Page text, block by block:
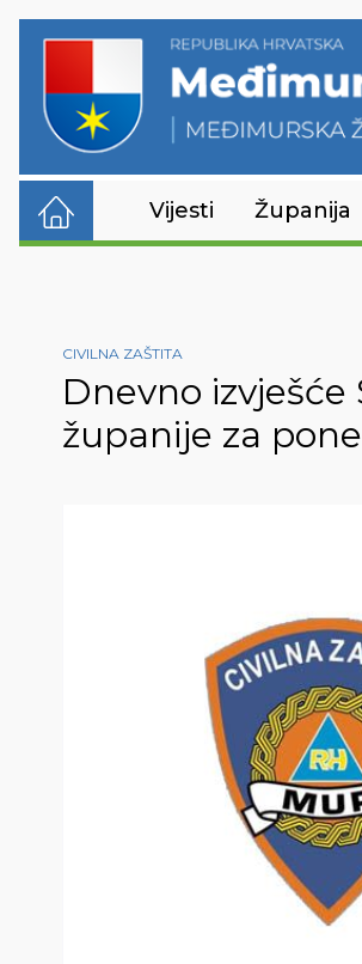
Vijesti Županija
CIVILNA ZAŠTITA
Dnevno
županije za